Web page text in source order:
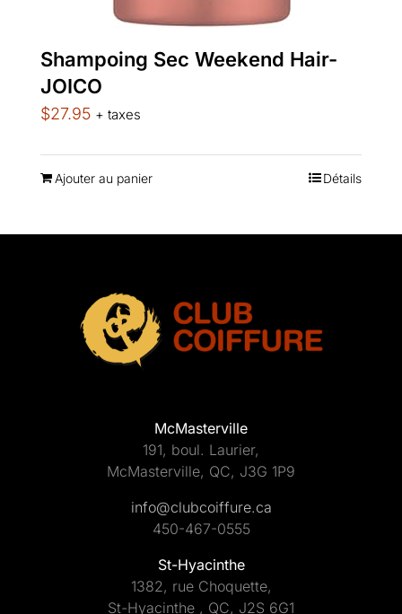
Shampoing Sec Weekend Hair-
JOICO
$27.95 + taxes
Ajouter au panier Détails
McMasterville
191, boul. Laurier,
McMasterville, QC, J3G 1P9
info@clubcoiffure.ca
450-467-0555
St-Hyacinthe
1382, rue Choquette,
St-Hyacinthe , QC, J2S 6G1